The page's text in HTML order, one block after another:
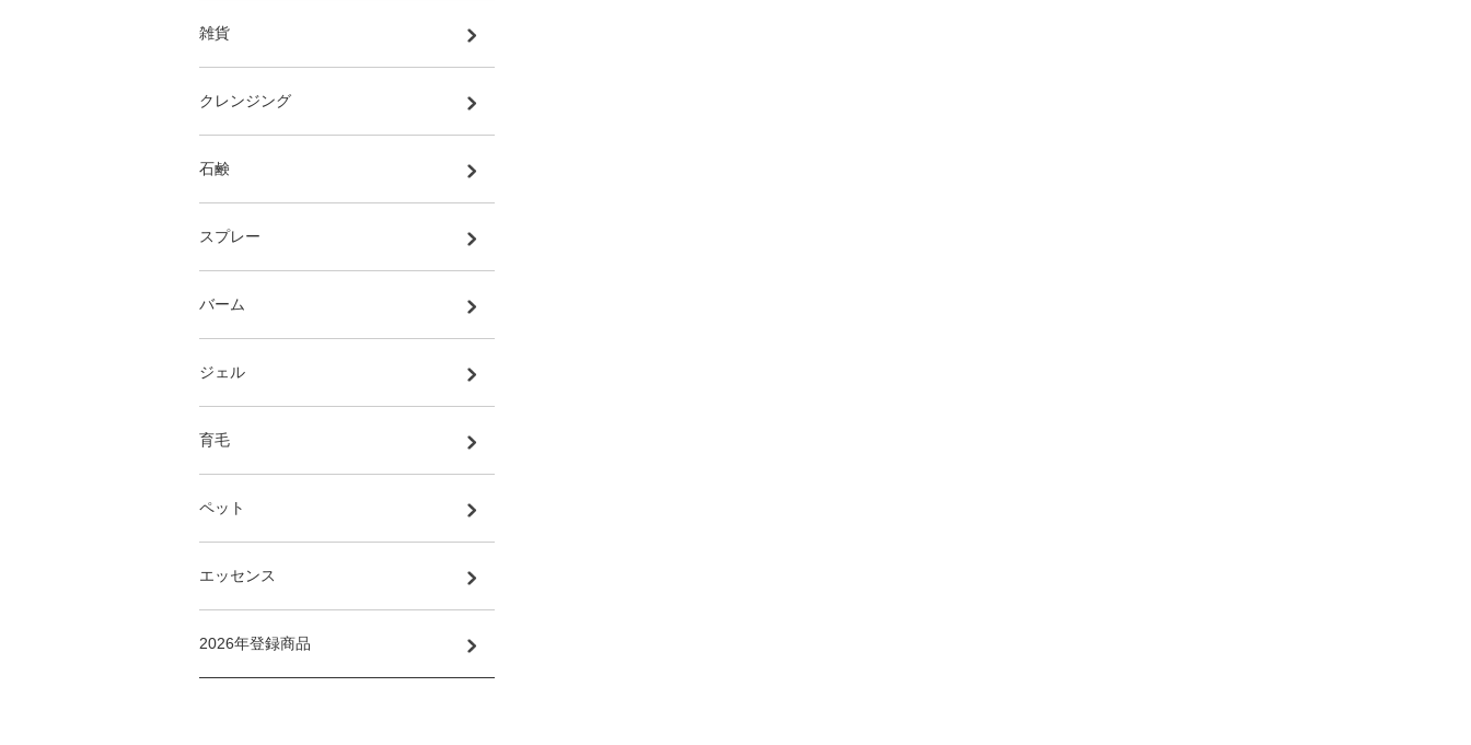
雑貨
クレンジング
石鹸
スプレー
バーム
ジェル
育毛
ペット
エッセンス
2026年登録商品